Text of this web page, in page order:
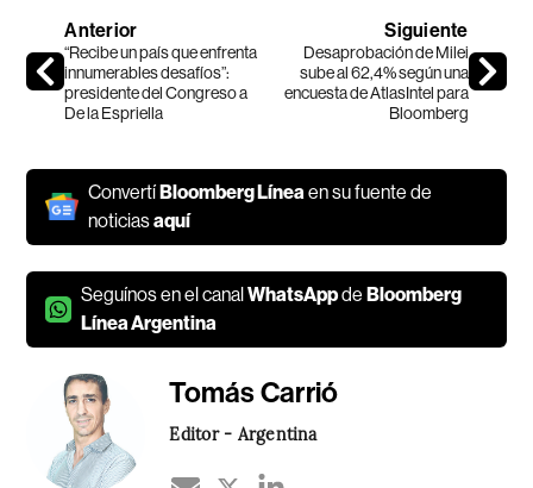
Anterior
“Recibe un país que enfrenta
innumerables desafíos”:
presidente del Congreso a
De la Espriella
Siguiente
Desaprobación de Milei
sube al 62,4% según una
encuesta de AtlasIntel para
Bloomberg
ConvertíBloomberg Línea en su fuente de
noticiasaquí
Seguínos en el canalWhatsAppdeBloomberg
Línea Argentina
Tomás Carrió
Editor - Argentina